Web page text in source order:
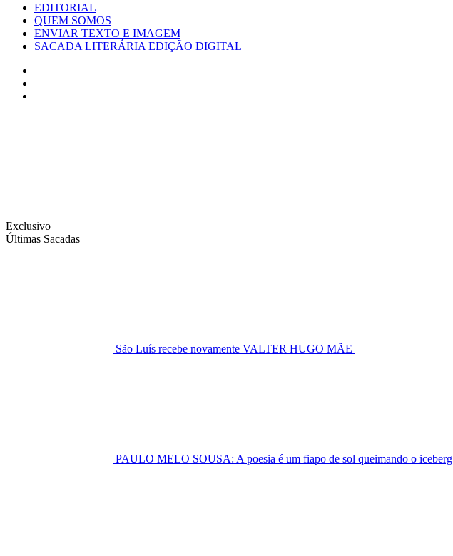
EDITORIAL
QUEM SOMOS
ENVIAR TEXTO E IMAGEM
SACADA LITERÁRIA EDIÇÃO DIGITAL
Exclusivo
Últimas Sacadas
São Luís recebe novamente VALTER HUGO MÃE
PAULO MELO SOUSA: A poesia é um fiapo de sol queimando o iceberg